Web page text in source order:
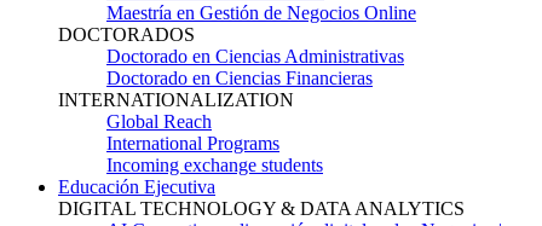
Maestría en Gestión de Negocios Online
DOCTORADOS
Doctorado en Ciencias Administrativas
Doctorado en Ciencias Financieras
INTERNATIONALIZATION
Global Reach
International Programs
Incoming exchange students
Educación Ejecutiva
DIGITAL TECHNOLOGY & DATA ANALYTICS